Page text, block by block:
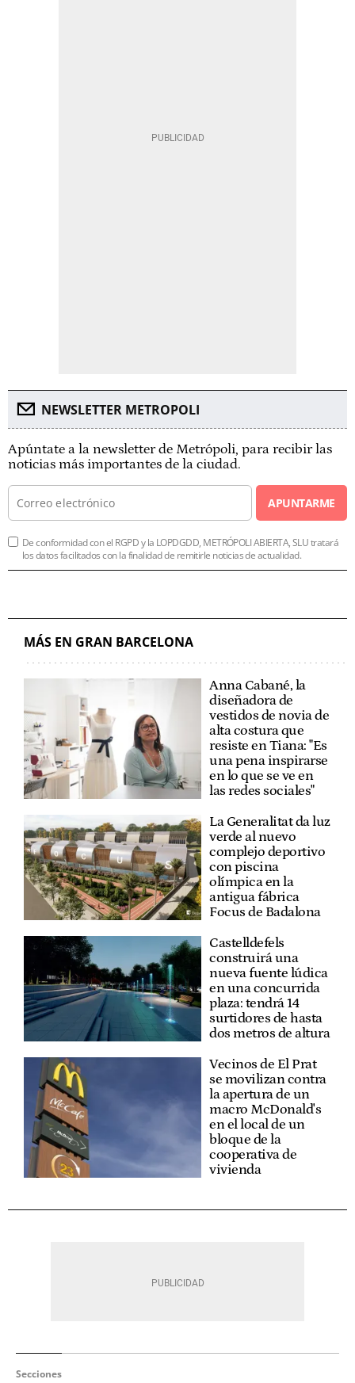
NEWSLETTER METROPOLI
Apúntate a la newsletter de Metrópoli, para recibir las
noticias más importantes de la ciudad.
APUNTARME
De conformidad con el RGPD y la LOPDGDD, METRÓPOLI ABIERTA, SLU tratará
los datos facilitados con la finalidad de remitirle noticias de actualidad.
MÁS EN GRAN BARCELONA
Anna Cabané, la
diseñadora de
vestidos de novia de
alta costura que
resiste en Tiana: "Es
una pena inspirarse
en lo que se ve en
las redes sociales"
La Generalitat da luz
verde al nuevo
complejo deportivo
con piscina
olímpica en la
antigua fábrica
Focus de Badalona
Castelldefels
construirá una
nueva fuente lúdica
en una concurrida
plaza: tendrá 14
surtidores de hasta
dos metros de altura
Vecinos de El Prat
se movilizan contra
la apertura de un
macro McDonald's
en el local de un
bloque de la
cooperativa de
vivienda
Secciones